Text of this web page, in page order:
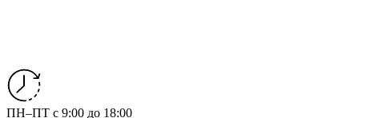
ПН–ПТ с 9:00 до 18:00